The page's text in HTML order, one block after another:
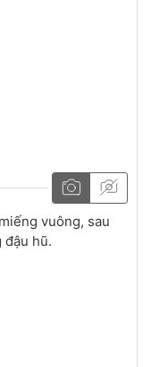
vuông, sau
đậu hũ.